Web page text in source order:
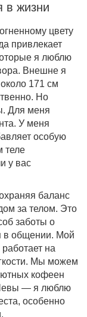
в жизни
цвету
привлекает
я люблю
Внешне я
171 см
Но
Для меня
У меня
особую
теле
у вас
баланс
за телом. Это
заботы о
в общении. Мой
на
Мы можем
кофеен
— я люблю
особенно